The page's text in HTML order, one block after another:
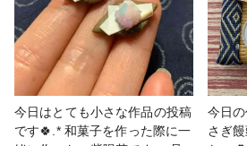
今日はとても小さな作品の投稿
です🍀.* 和菓子を作った際に一
今日
さぎ